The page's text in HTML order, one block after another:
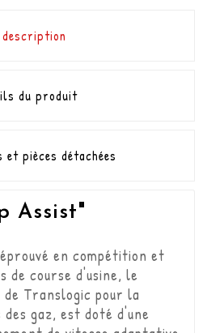
description
du produit
et pièces détachées
Assist"
en compétition et
de course d'usine, le
Translogic pour la
gaz, est doté d'une